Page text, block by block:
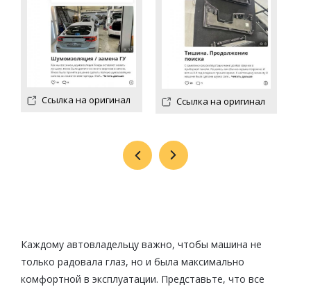
Ссылка на оригинал Ссылка на оригинал
Каждому автовладельцу важно, чтобы машина не
только радовала глаз, но и была максимально
комфортной в эксплуатации. Представьте, что все